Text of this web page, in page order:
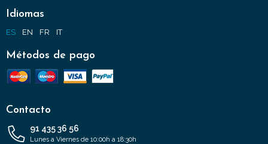
Idiomas
ES EN FR IT
Métodos de pago
Contacto
91 435 36 56
Lunes a Viernes de 10:00h a 18:30h